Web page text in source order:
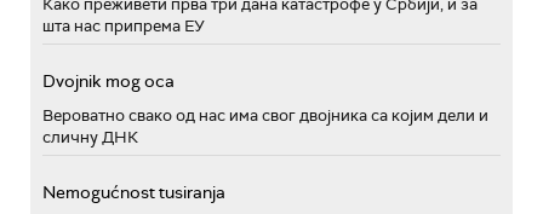
Како преживети прва три дана катастрофе у Србији, и за
шта нас припрема ЕУ
Dvojnik mog oca
Вероватно свако од нас има свог двојника са којим дели и
сличну ДНК
Nemogućnost tusiranja